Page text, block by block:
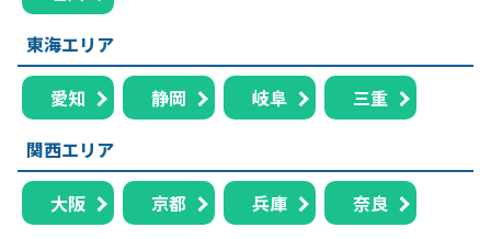
東海エリア
愛知 静岡 岐阜
三重
関西エリア
大阪 京都 兵庫 奈良